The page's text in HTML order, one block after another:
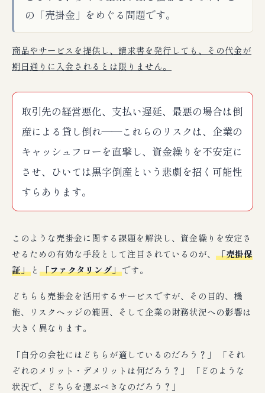
の「売掛金」をめぐる問題です。
商品やサービスを提供し、請求書を発行しても、その代金が
期日通りに入金されるとは限りません。
取引先の経営悪化、支払い遅延、最悪の場合は倒
産による貸し倒れ――これらのリスクは、企業の
キャッシュフローを直撃し、資金繰りを不安定に
させ、ひいては黒字倒産という悲劇を招く可能性
すらあります。
このような売掛金に関する課題を解決し、資金繰りを安定さ
せるための有効な手段として注目されているのが、 「売掛保
証」 と 「ファクタリング」です。
どちらも売掛金を活用するサービスですが、その目的、機
能、リスクヘッジの範囲、そして企業の財務状況への影響は
大きく異なります。
「自分の会社にはどちらが適しているのだろう？」 「それ
ぞれのメリット・デメリットは何だろう？」 「どのような
状況で、どちらを選ぶべきなのだろう？」